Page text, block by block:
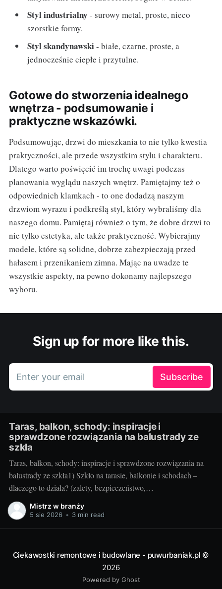
Styl industrialny - surowy metal, proste, nieco
szorstkie formy.
Styl skandynawski- białe, czarne, proste, a
jednocześnie ciepłe i przytulne.
Gotowe do stworzenia idealnego
wnętrza - podsumowanie i
praktyczne wskazówki.
Podsumowując, drzwi do mieszkania to nie tylko kwestia
praktyczności, ale przede wszystkim stylu i charakteru.
Dlatego warto poświęcić im trochę uwagi podczas
planowania wyglądu naszych wnętrz. Pamiętajmy też o
odpowiednich klamkach - to one dodadzą naszym
drzwiom wyrazu i podkreślą styl, który wybraliśmy dla
naszego domu. Pamiętaj również o tym, że dobre drzwi to
nie tylko estetyka, ale także praktyczność. Wybierajmy
modele, które są solidne, dobrze zabezpieczają przed
hałasem i przenikaniem zimna. Mając na uwadze te
wszystkie aspekty, na pewno dokonamy najlepszego
wyboru.
Sign up for more like this.
Enter your email Subscribe
Taras, balkon, schody: inspiracje i
sprawdzone rozwiązania na balustrady ze
szkła
Taras, balkon, schody: inspiracje i sprawdzone rozwiązania na
balustrady ze szkła1) Szkło na tarasie, balkonie i schodach –
dlaczego to działa? (zalety, bezpieczeństwo,
inspiracje)Balustrady szklane to przepis na lekką, jasną i
elegancką przestrzeń. Na tarasie i balkonie nie odcinają widoku,
Mistrz w branży
5 sie 2026 • 3 min read
Ciekawostki remontowe i budowlane - puwurbaniak.pl ©
2026
Powered by Ghost